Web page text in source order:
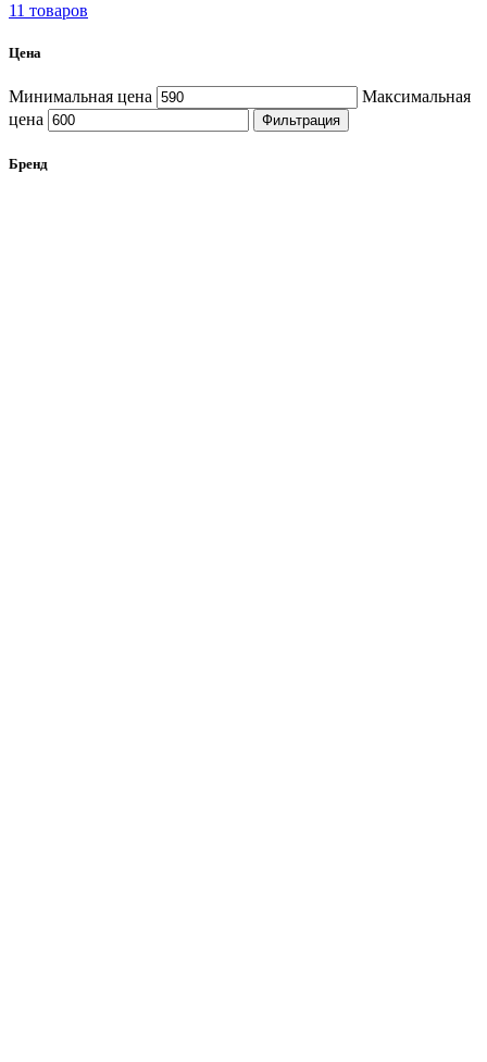
11 товаров
Цена
Минимальная цена
Максимальная
цена
Фильтрация
Бренд